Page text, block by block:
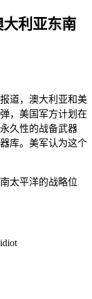
利亚东南
道，澳大利亚和美
，美国军方计划在
久性的战备武器
库。美军认为这个
太平洋的战略位